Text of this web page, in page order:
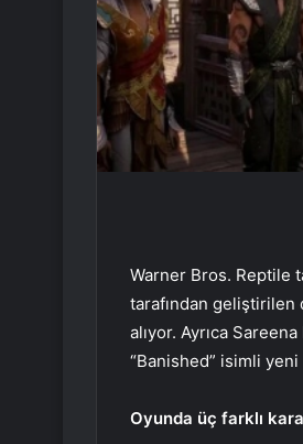
Warner Bros. Reptile
tarafından geliştirilen
alıyor. Ayrıca
“Banished” isimli
Oyunda üç farklı